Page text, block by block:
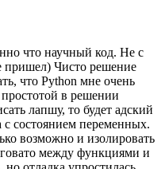
что научный код. Не с
пришел) Чисто решение
что Python мне очень
в решении
лапшу, то будет адский
состоянием переменных.
возможно и изолировать
между функциями и